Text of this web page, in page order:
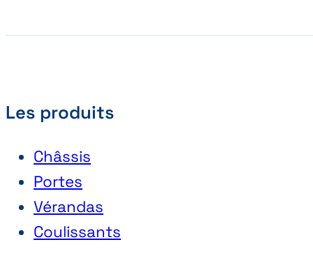
Les produits
Châssis
Portes
Vérandas
Coulissants